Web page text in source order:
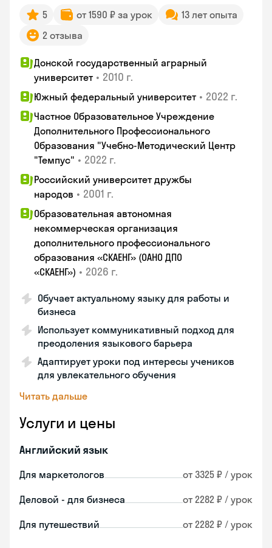
5 от 1590 ₽ за урок
13 лет опыта
2 отзыва
Донской государственный аграрный
университет • 2010 г.
Южный федеральный университет • 2022 г.
Частное Образовательное Учреждение
Дополнительного Профессионального
Образования "Учебно-Методический Центр
"Темпус" • 2022 г.
Российский университет дружбы
народов • 2001 г.
Образовательная автономная
некоммерческая организация
дополнительного профессионального
образования «СКАЕНГ» (ОАНО ДПО
«СКАЕНГ») • 2026 г.
Обучает актуальному языку для работы и
бизнеса
Использует коммуникативный подход для
преодоления языкового барьера
Адаптирует уроки под интересы учеников
для увлекательного обучения
Читать дальше
Услуги и цены
Английский язык
Для маркетологов от 3325 ₽ / урок
Деловой - для бизнеса от 2282 ₽ / урок
Для путешествий от 2282 ₽ / урок